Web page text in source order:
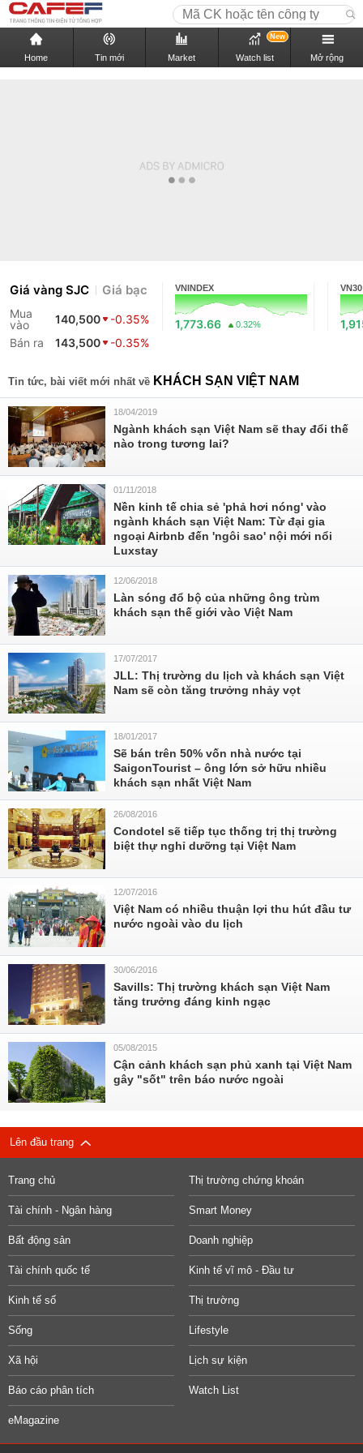
Home Tin mới Market Watch list
New
Mở rộng
Giá vàng SJC Giá bạc
Mua
vào
140,500
-0.35%
Bán ra
143,500 -0.35%
VNINDEX
1,773.66 0.32%
VN30
Tin tức, bài viết mới nhất về KHÁCH SẠN VIỆT NAM
18/04/2019
Ngành khách sạn Việt Nam sẽ thay đổi thế
nào trong tương lai?
01/11/2018
Nền kinh tế chia sẻ 'phả hơi nóng' vào
ngành khách sạn Việt Nam: Từ đại gia
ngoại Airbnb đến 'ngôi sao' nội mới nổi
Luxstay
12/06/2018
Làn sóng đổ bộ của những ông trùm
khách sạn thế giới vào Việt Nam
17/07/2017
JLL: Thị trường du lịch và khách sạn Việt
Nam sẽ còn tăng trưởng nhảy vọt
18/01/2017
Sẽ bán trên 50% vốn nhà nước tại
SaigonTourist – ông lớn sở hữu nhiều
khách sạn nhất Việt Nam
26/08/2016
Condotel sẽ tiếp tục thống trị thị trường
biệt thự nghỉ dưỡng tại Việt Nam
12/07/2016
Việt Nam có nhiều thuận lợi thu hút đầu tư
nước ngoài vào du lịch
30/06/2016
Savills: Thị trường khách sạn Việt Nam
tăng trưởng đáng kinh ngạc
05/08/2015
Cận cảnh khách sạn phủ xanh tại Việt Nam
gây "sốt" trên báo nước ngoài
Lên đầu trang
Trang chủ Thị trường chứng khoán
Tài chính - Ngân hàng Smart Money
Bất động sản Doanh nghiệp
Tài chính quốc tế Kinh tế vĩ mô - Đầu tư
Kinh tế số Thị trường
Sống Lifestyle
Xã hội Lịch sự kiện
Báo cáo phân tích Watch List
eMagazine